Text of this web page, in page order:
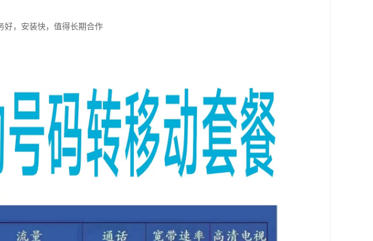
好，安装快，值得长期合作